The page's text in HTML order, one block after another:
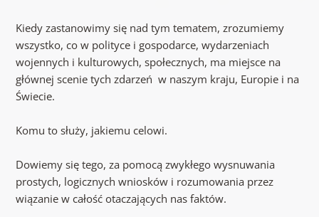
Kiedy zastanowimy się nad tym tematem, zrozumiemy
wszystko, co w polityce i gospodarce, wydarzeniach
wojennych i kulturowych, społecznych, ma miejsce na
głównej scenie tych zdarzeń w naszym kraju, Europie i na
Świecie.
Komu to służy, jakiemu celowi.
Dowiemy się tego, za pomocą zwykłego wysnuwania
prostych, logicznych wniosków i rozumowania przez
wiązanie w całość otaczających nas faktów.